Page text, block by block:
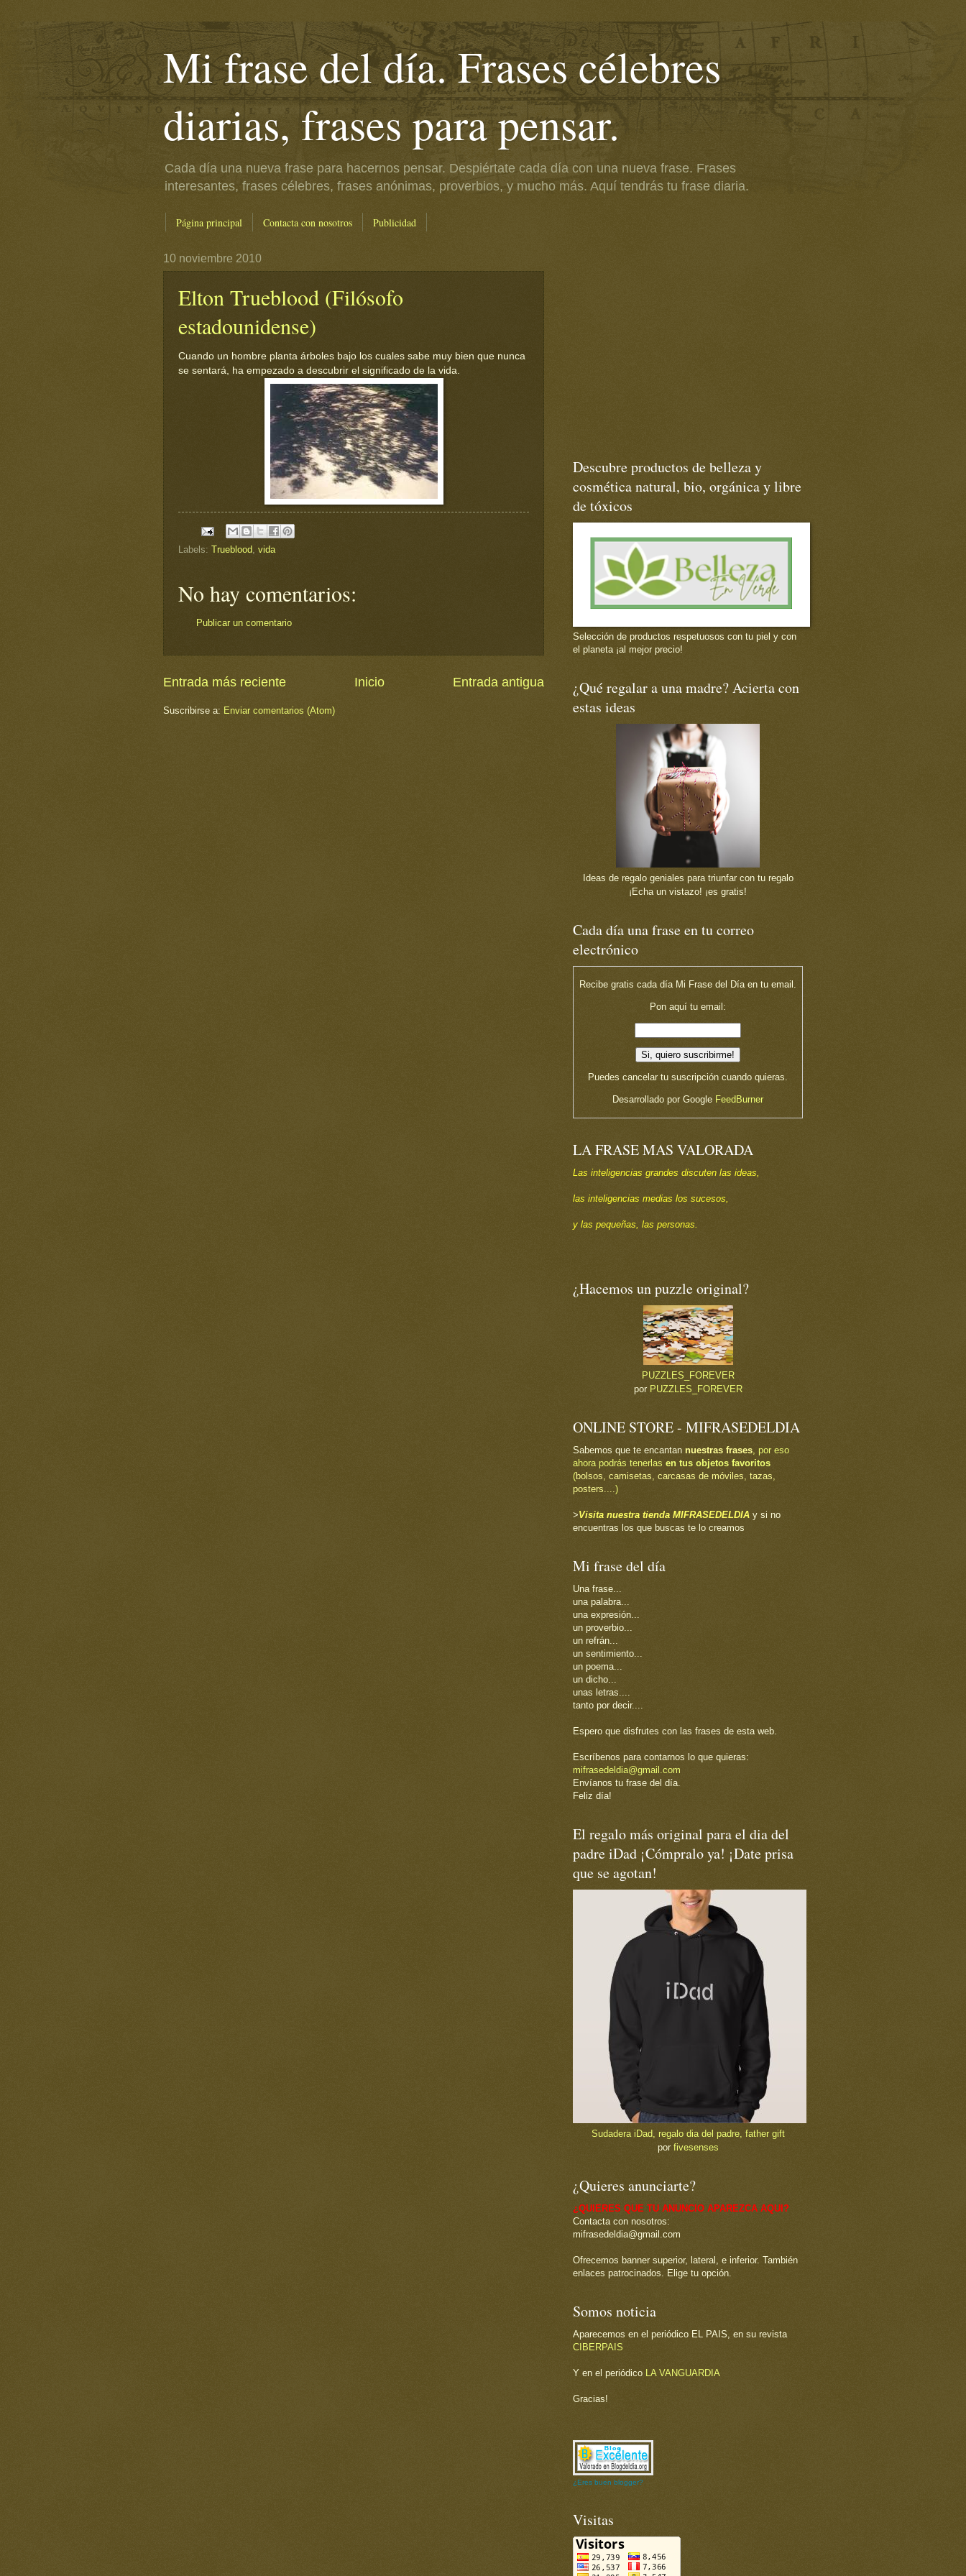
Mi frase del día. Frases célebres
diarias, frases para pensar.
Cada día una nueva frase para hacernos pensar. Despiértate cada día con una nueva frase. Frases
interesantes, frases célebres, frases anónimas, proverbios, y mucho más. Aquí tendrás tu frase diaria.
Página principal Contacta con nosotros Publicidad
10 noviembre 2010
Elton Trueblood (Filósofo
estadounidense)
Cuando un hombre planta árboles bajo los cuales sabe muy bien que nunca
se sentará, ha empezado a descubrir el significado de la vida.
Labels: Trueblood, vida
No hay comentarios:
Publicar un comentario
Entrada más reciente Entrada antigua
Inicio
Suscribirse a: Enviar comentarios (Atom)
Descubre productos de belleza y
cosmética natural, bio, orgánica y libre
de tóxicos
Selección de productos respetuosos con tu piel y con
el planeta ¡al mejor precio!
¿Qué regalar a una madre? Acierta con
estas ideas
Ideas de regalo geniales para triunfar con tu regalo
¡Echa un vistazo! ¡es gratis!
Cada día una frase en tu correo
electrónico
Recibe gratis cada día Mi Frase del Día en tu email.
Pon aquí tu email:
Puedes cancelar tu suscripción cuando quieras.
Desarrollado por Google FeedBurner
LA FRASE MAS VALORADA
Las inteligencias grandes discuten las ideas,
las inteligencias medias los sucesos,
y las pequeñas, las personas.
¿Hacemos un puzzle original?
PUZZLES_FOREVER
por PUZZLES_FOREVER
ONLINE STORE - MIFRASEDELDIA
Sabemos que te encantan nuestras frases, por eso
ahora podrás tenerlas en tus objetos favoritos
(bolsos, camisetas, carcasas de móviles, tazas,
posters....)
>Visita nuestra tienda MIFRASEDELDIA y si no
encuentras los que buscas te lo creamos
Mi frase del día
Una frase...
una palabra...
una expresión...
un proverbio...
un refrán...
un sentimiento...
un poema...
un dicho...
unas letras....
tanto por decir....
Espero que disfrutes con las frases de esta web.
Escríbenos para contarnos lo que quieras:
mifrasedeldia@gmail.com
Envíanos tu frase del día.
Feliz día!
El regalo más original para el dia del
padre iDad ¡Cómpralo ya! ¡Date prisa
que se agotan!
Sudadera iDad, regalo dia del padre, father gift
por fivesenses
¿Quieres anunciarte?
¿QUIERES QUE TU ANUNCIO APAREZCA AQUI?
Contacta con nosotros:
mifrasedeldia@gmail.com
Ofrecemos banner superior, lateral, e inferior. También
enlaces patrocinados. Elige tu opción.
Somos noticia
Aparecemos en el periódico EL PAIS, en su revista
CIBERPAIS
Y en el periódico LA VANGUARDIA
Gracias!
¿Eres buen blogger?
Visitas